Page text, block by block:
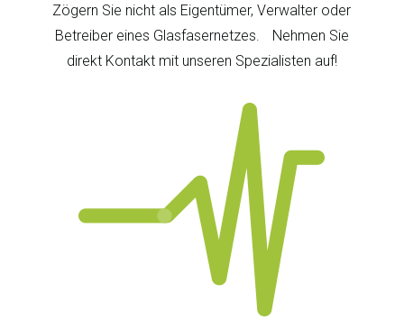
Zögern Sie nicht als Eigentümer, Verwalter oder
Betreiber eines Glasfasernetzes. Nehmen Sie
direkt Kontakt mit unseren Spezialisten auf!